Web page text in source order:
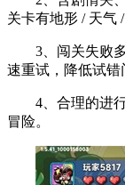
关卡有地形 / 天气 /
3、闯关失败多
速重试，降低试错
4、合理的进行
冒险。